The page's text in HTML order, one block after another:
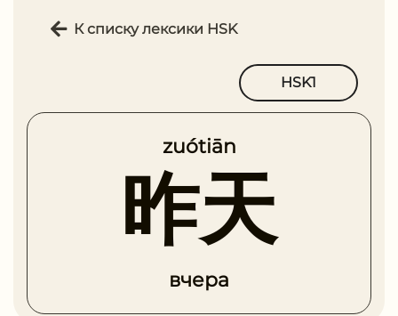
К списку лексики HSK
HSK1
zuótiān
昨天
вчера